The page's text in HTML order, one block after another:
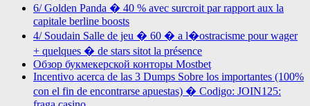
6/ Golden Panda � 40 % avec surcroit par rapport aux la
capitale berline boosts
4/ Soudain Salle de jeu � 60 � a l�ostracisme pour wager
+ quelques � de stars sitot la présence
Обзор букмекерской конторы Mostbet
Incentivo acerca de las 3 Dumps Sobre los importantes (100%
con el fin de encontrarse apuestas) � Codigo: JOIN125: